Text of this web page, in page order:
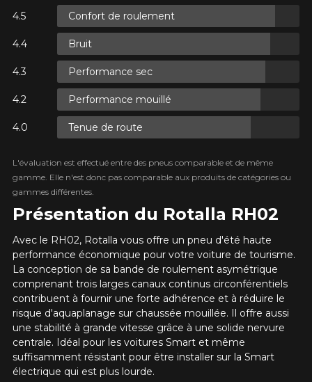
CODE PROMORABAIS10
PRODUITS SÉLECTIONNÉS.
CODE PROMO RABAIS10
MINIMUM DE 500$ AVANT TAXES.
CODE PROMORABAIS10
POUR UN TEMPS LIMITÉ SUR
MINIMUM DE 500$ AVANT TAXES.
CODE PROMO RABAIS10
PRODUITS SÉLECTIONNÉS.
Présentation du Rotalla RH02
Avec le RH02, Rotalla vous offre un pneu d'été haute
performance économique pour votre voiture de tourisme.
La conception de sa bande de roulement asymétrique
comprenant trois larges canaux continus circonférentiels
contribuent à fournir une forte adhérence et à réduire le
risque d'aquaplanage sur chaussée mouillée. Il offre aussi
une stabilité à grande vitesse grâce à une solide nervure
centrale. Idéal pour les voitures Smart et même
suffisamment résistant pour être installer sur la Smart
électrique qui est plus lourde.
Confort de roulement
Bruit
Performance sec
Performance mouillé
Tenue de route
L'évaluation est effectué entre des pneus comparable et de même
gamme. Elle n'est donc pas comparable aux produits de catégories ou
gammes différentes.
Modèle
KM parcourus
Style de conduite
Condition de route
Votre avis
VOICI LES DIMENSIONS POUR VOTRE VÉHICULE
Que magasinez-vous?
Malheureusement, aucun résultat ne
convenant parfaitement à votre
recherche n'est disponible en ligne
présentement. Nous aimerions vous